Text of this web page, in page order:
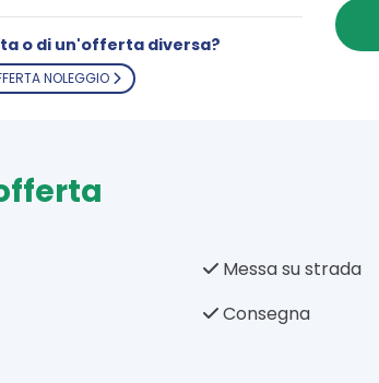
o di un'offerta diversa?
NOLEGGIO
Messa su strada
Consegna